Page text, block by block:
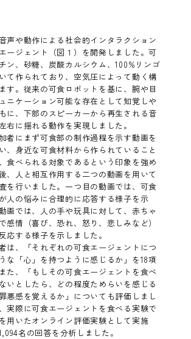
声や動作による社会的インタラクション
ージェント（図１）を開発しました。可
ン、砂糖、炭酸カルシウム、100%リンゴ
て作られており、空気圧によって動く構
す。従来の可食ロボットを基に、腕や目
ニケーション可能な存在として知覚しや
に、下部のスピーカーから再生される音
右に揺れる動作を実現しました。
者にまず可食部の制作過程を示す動画を
、身近な可食材料から作られていること
食べられる対象であるという印象を強め
、人と相互作用する二つの動画を用いて
を行いました。一つ目の動画では、可食
人の悩みに合理的に応答する様子を示
画では、人の手や玩具に対して、赤ちゃ
感情（喜び、恐れ、怒り、悲しみなど）
応する様子を示しました。
は、「それぞれの可食エージェントにつ
な「心」を持つように感じるか」を18項
た、「もしその可食エージェントを食べ
いとしたら、どの程度ためらいを感じる
悪感を覚えるか」についても評価しまし
実際に可食エージェントを食べる実験で
用いたオンライン評価実験として実施
名の回答を分析しました。